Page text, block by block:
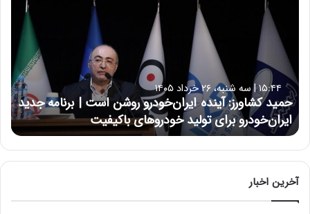
ش
ا
و
ر
ز
:
آ
ی
ن
۱۵:۴۴ | سه شنبه، ۲۶ خرداد ۱۴۰۵
حمید کشاورز: آینده ایران‌خودرو روشن است | برنامه جدید
ایران‌خودرو برای تولید خودروهای باکیفیت
آخرین اخبار